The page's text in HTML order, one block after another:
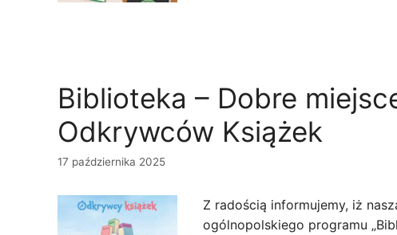
Biblioteka – Dobre
Odkrywców Książek
17 października 2025
Z radością informujemy, iż
ogólnopolskiego programu